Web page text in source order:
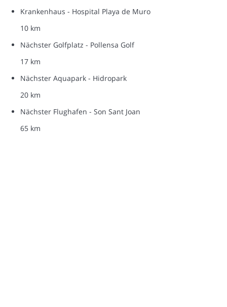
Krankenhaus - Hospital Playa de Muro
10 km
Nächster Golfplatz - Pollensa Golf
17 km
Nächster Aquapark - Hidropark
20 km
Nächster Flughafen - Son Sant Joan
65 km